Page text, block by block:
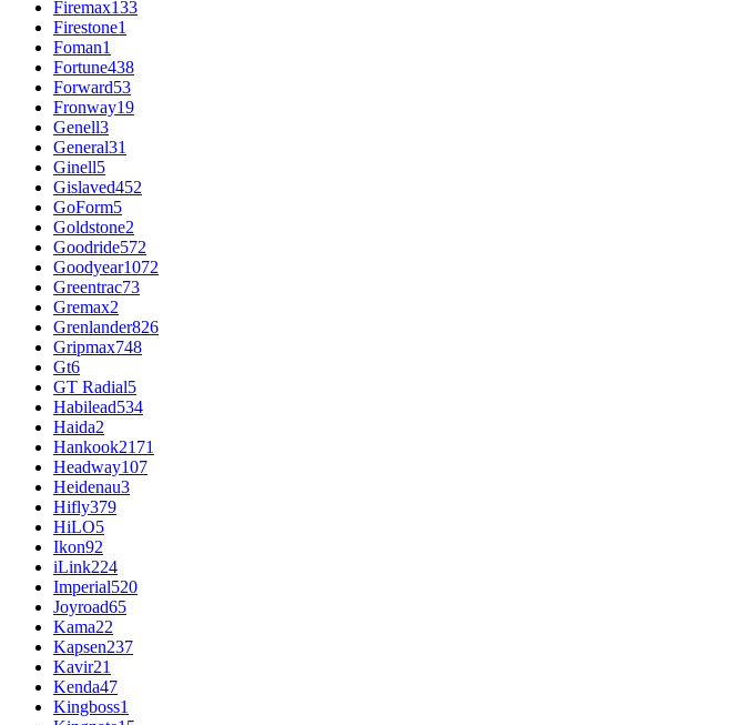
Firemax133
Firestone1
Foman1
Fortune438
Forward53
Fronway19
Genell3
General31
Ginell5
Gislaved452
GoForm5
Goldstone2
Goodride572
Goodyear1072
Greentrac73
Gremax2
Grenlander826
Gripmax748
Gt6
GT Radial5
Habilead534
Haida2
Hankook2171
Headway107
Heidenau3
Hifly379
HiLO5
Ikon92
iLink224
Imperial520
Joyroad65
Kama22
Kapsen237
Kavir21
Kenda47
Kingboss1